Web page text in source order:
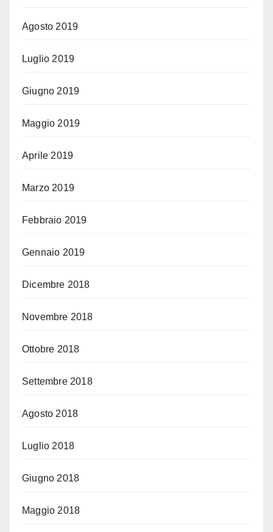
Agosto 2019
Luglio 2019
Giugno 2019
Maggio 2019
Aprile 2019
Marzo 2019
Febbraio 2019
Gennaio 2019
Dicembre 2018
Novembre 2018
Ottobre 2018
Settembre 2018
Agosto 2018
Luglio 2018
Giugno 2018
Maggio 2018